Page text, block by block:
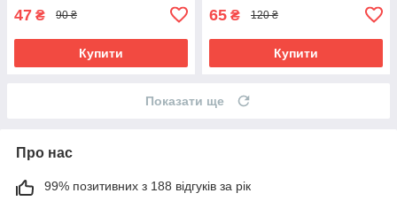
47 ₴ 90 ₴
Купити
65 ₴ 120 ₴
Купити
Показати ще
Про нас
99% позитивних з 188 відгуків за рік